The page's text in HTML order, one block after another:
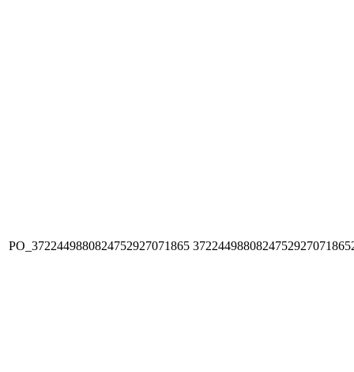
PO_3722449880824752927071865